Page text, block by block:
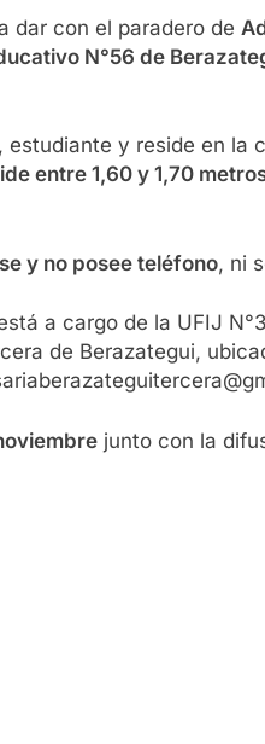
dar con el paradero de
N°56 de
y reside en
entre 1,60 y 1,70
y no posee teléfono, ni
a cargo de la UFIJ
de Berazategui,
junto con la